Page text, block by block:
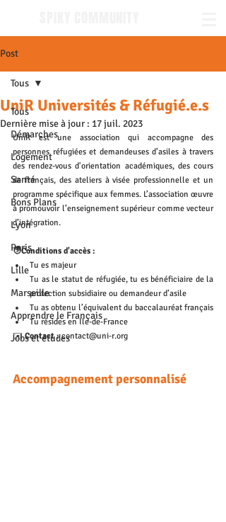
Post
Tous
Démarches
Logement
Santé
Bons Plans
Lyon
Paris
Lille
Marseille
Apprendre le Français
Jobs et études
Tous
UniR Universités & Réfugié.e.s
Dernière mise à jour : 17 juil. 2023
UniR est une association qui accompagne des
personnes réfugiées et demandeuses d’asiles à travers
des rendez-vous d'orientation académiques, des cours
de français, des ateliers à visée professionnelle et un
programme spécifique aux femmes. L’association œuvre
à promouvoir l’enseignement supérieur comme vecteur
d’intégration.
🧑Conditions d'accès :
Tu es majeur
Tu as le statut de réfugiée, tu es bénéficiaire de la
protection subsidiaire ou demandeur d’asile
Tu as obtenu l’équivalent du baccalauréat français
Tu résides en Ile-de-France
✉️ Contact : contact@uni-r.org
Accompagnement personnalisé